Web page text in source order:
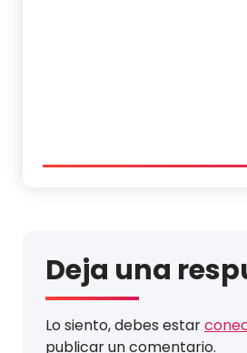
Deja una
Lo siento, debes estar
publicar un comentario.